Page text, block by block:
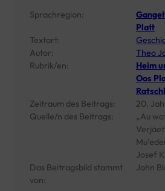
Sprachregion:
Platt
Textart:
Autor:
Theo
Rubrik/en:
Heim
Oos
Zeitraum des Beitrags:
20.
Quelle/n des Beitrags:
„Au
Josef
Das Beitragsbild stammt
von:
John